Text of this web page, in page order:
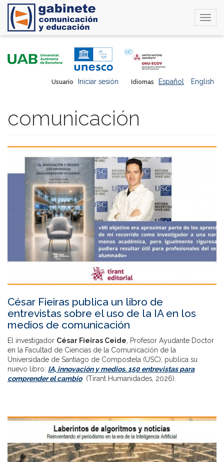
Idiomas Español English
Usuario Iniciar sesión
comunicación
César Fieiras publica un libro de
entrevistas sobre el uso de la IA en los
medios de comunicación
El investigador César Fieiras Ceide, Profesor Ayudante Doctor
en la Facultad de Ciencias de la Comunicación de la
Universidade de Santiago de Compostela (USC), publica su
nuevo libro: IA, innovación y medios. 150 entrevistas para
comprender el cambio(Tirant Humanidades, 2026).